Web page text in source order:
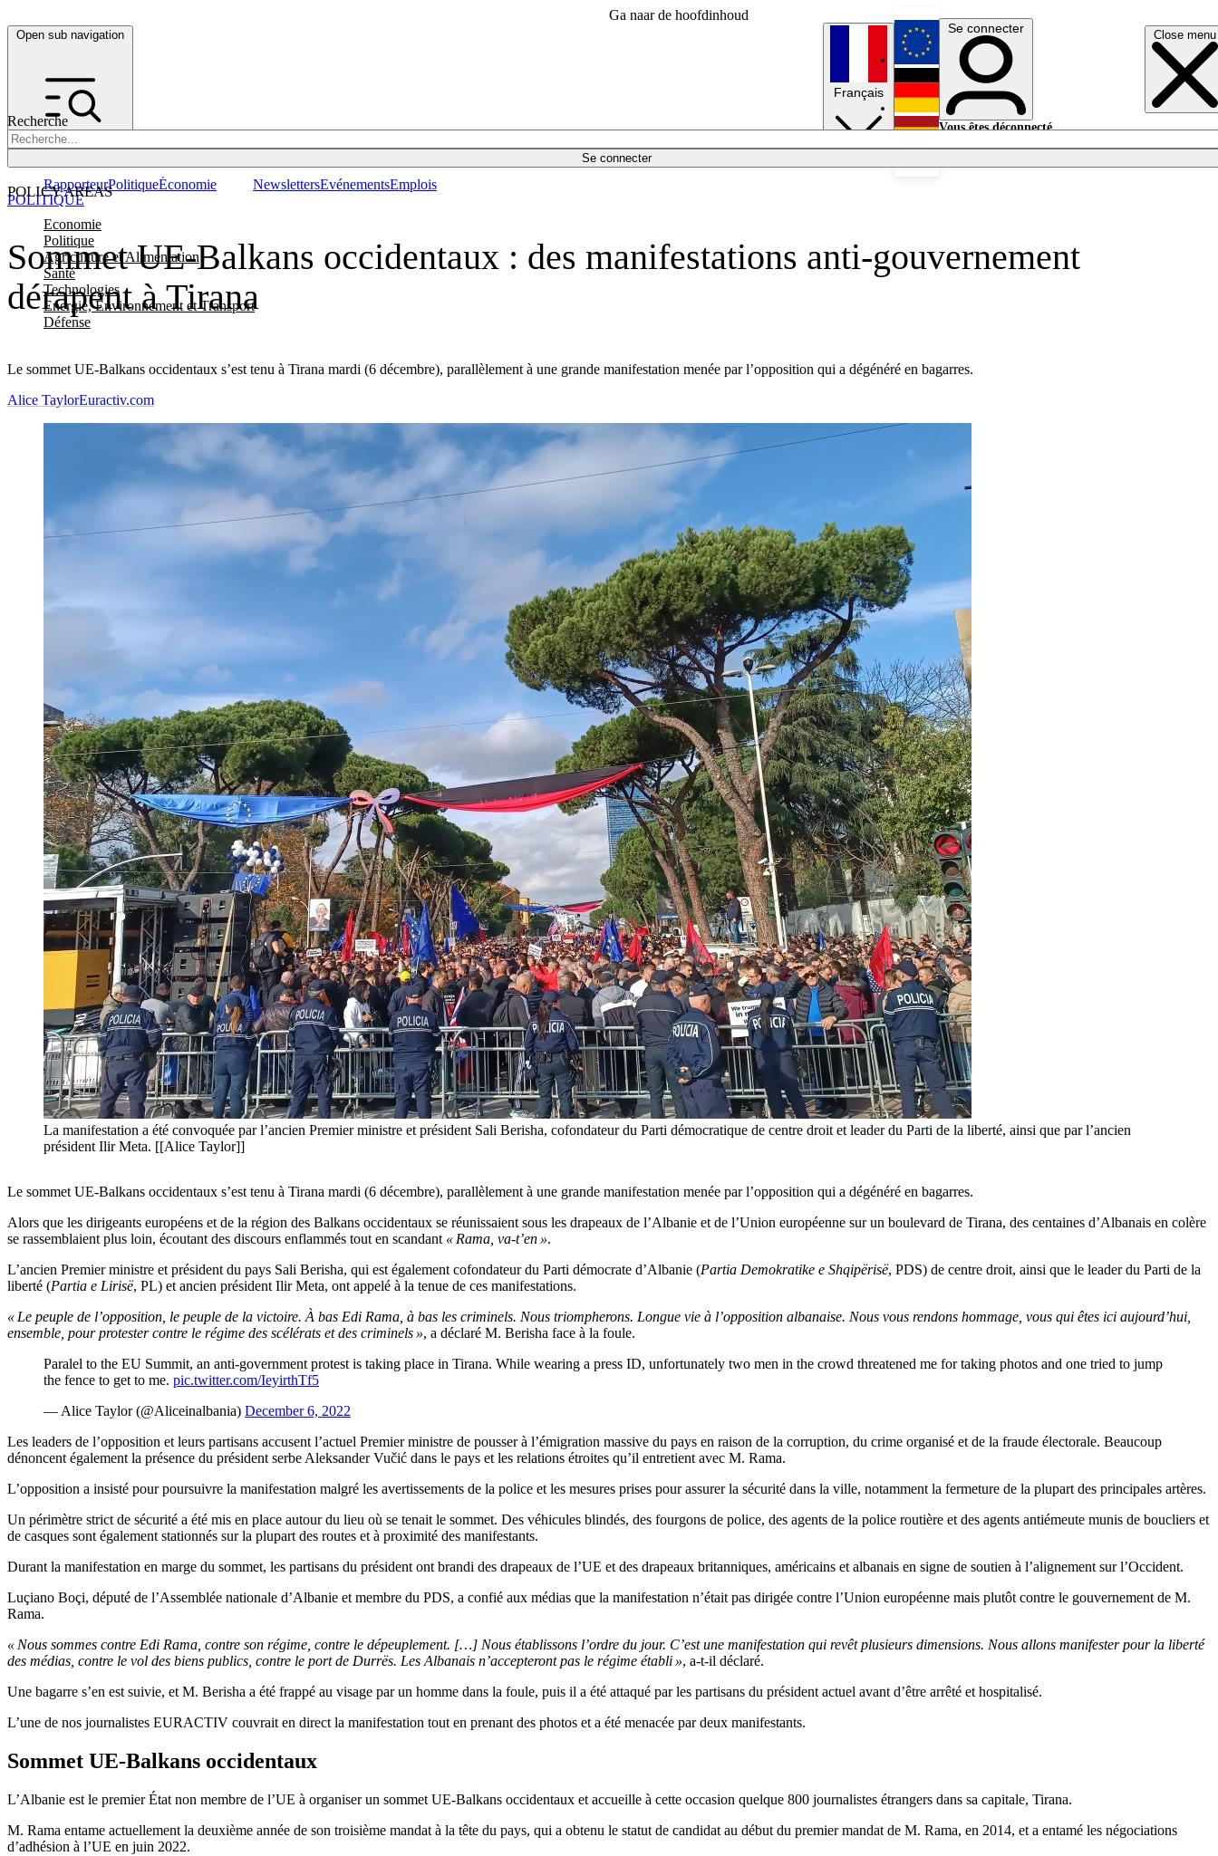
Ga naar de hoofdinhoud
Open sub navigation Close menu
Recherche
Se connecter
POLICY AREAS
Economie
Politique
Agriculture et Alimentation
Santé
Technologies
Energie, Environnement et Transport
Défense
RapporteurPolitiqueÉconomie NewslettersEvénementsEmplois
Français
English
Deutsch
Se connecter
Vous êtes déconnecté.
Sommet UE-Balkans occidentaux : des manifestations anti-gouvernement
dérapent à Tirana
Le sommet UE-Balkans occidentaux s’est tenu à Tirana mardi (6 décembre), parallèlement à une grande manifestation menée par l’opposition qui a dégénéré en bagarres.
POLITIQUE
Alice TaylorEuractiv.com
La manifestation a été convoquée par l’ancien Premier ministre et président Sali Berisha, cofondateur du Parti démocratique de centre droit et leader du Parti de la liberté, ainsi que par l’ancien
président Ilir Meta. [[Alice Taylor]]
Le sommet UE-Balkans occidentaux s’est tenu à Tirana mardi (6 décembre), parallèlement à une grande manifestation menée par l’opposition qui a dégénéré en bagarres.
Alors que les dirigeants européens et de la région des Balkans occidentaux se réunissaient sous les drapeaux de l’Albanie et de l’Union européenne sur un boulevard de Tirana, des centaines d’Albanais en colère
se rassemblaient plus loin, écoutant des discours enflammés tout en scandant « Rama, va-t’en ».
L’ancien Premier ministre et président du pays Sali Berisha, qui est également cofondateur du Parti démocrate d’Albanie (Partia Demokratike e Shqipërisë, PDS) de centre droit, ainsi que le leader du Parti de la
liberté (Partia e Lirisë, PL) et ancien président Ilir Meta, ont appelé à la tenue de ces manifestations.
« Le peuple de l’opposition, le peuple de la victoire. À bas Edi Rama, à bas les criminels. Nous triompherons. Longue vie à l’opposition albanaise. Nous vous rendons hommage, vous qui êtes ici aujourd’hui,
ensemble, pour protester contre le régime des scélérats et des criminels », a déclaré M. Berisha face à la foule.
Paralel to the EU Summit, an anti-government protest is taking place in Tirana. While wearing a press ID, unfortunately two men in the crowd threatened me for taking photos and one tried to jump
the fence to get to me. pic.twitter.com/IeyirthTf5
— Alice Taylor (@Aliceinalbania) December 6, 2022
Les leaders de l’opposition et leurs partisans accusent l’actuel Premier ministre de pousser à l’émigration massive du pays en raison de la corruption, du crime organisé et de la fraude électorale. Beaucoup
dénoncent également la présence du président serbe Aleksander Vučić dans le pays et les relations étroites qu’il entretient avec M. Rama.
L’opposition a insisté pour poursuivre la manifestation malgré les avertissements de la police et les mesures prises pour assurer la sécurité dans la ville, notamment la fermeture de la plupart des principales artères.
Un périmètre strict de sécurité a été mis en place autour du lieu où se tenait le sommet. Des véhicules blindés, des fourgons de police, des agents de la police routière et des agents antiémeute munis de boucliers et
de casques sont également stationnés sur la plupart des routes et à proximité des manifestants.
Durant la manifestation en marge du sommet, les partisans du président ont brandi des drapeaux de l’UE et des drapeaux britanniques, américains et albanais en signe de soutien à l’alignement sur l’Occident.
Luçiano Boçi, député de l’Assemblée nationale d’Albanie et membre du PDS, a confié aux médias que la manifestation n’était pas dirigée contre l’Union européenne mais plutôt contre le gouvernement de M.
Rama.
« Nous sommes contre Edi Rama, contre son régime, contre le dépeuplement. […] Nous établissons l’ordre du jour. C’est une manifestation qui revêt plusieurs dimensions. Nous allons manifester pour la liberté
des médias, contre le vol des biens publics, contre le port de Durrës. Les Albanais n’accepteront pas le régime établi », a-t-il déclaré.
Une bagarre s’en est suivie, et M. Berisha a été frappé au visage par un homme dans la foule, puis il a été attaqué par les partisans du président actuel avant d’être arrêté et hospitalisé.
L’une de nos journalistes EURACTIV couvrait en direct la manifestation tout en prenant des photos et a été menacée par deux manifestants.
Sommet UE-Balkans occidentaux
L’Albanie est le premier État non membre de l’UE à organiser un sommet UE-Balkans occidentaux et accueille à cette occasion quelque 800 journalistes étrangers dans sa capitale, Tirana.
M. Rama entame actuellement la deuxième année de son troisième mandat à la tête du pays, qui a obtenu le statut de candidat au début du premier mandat de M. Rama, en 2014, et a entamé les négociations
d’adhésion à l’UE en juin 2022.